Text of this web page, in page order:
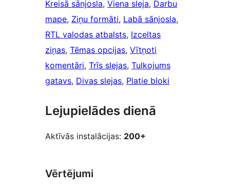
Kreisā sānjosla, Viena sleja, Darbu
mape, Ziņu formāti, Labā sānjosla
RTL valodas atbalsts, Izceltas
ziņas, Tēmas opcijas, Vītņoti
komentāri, Trīs slejas, Tulkojums
gatavs, Divas slejas, Platie bloki
Lejupielādes dienā
Aktīvās instalācijas: 200+
Vērtējumi